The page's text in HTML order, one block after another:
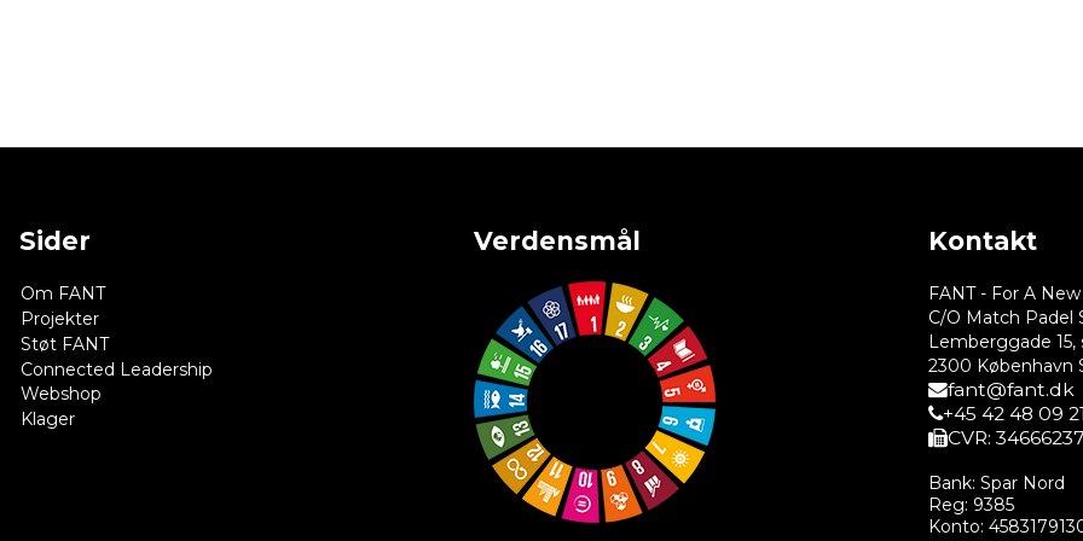
Sider
Om FANT
Projekter
Støt FANT
Connected Leadership
Webshop
Klager
Verdensmål Kontakt
FANT - For A
C/O Match Padel
Lemberggade 15,
2300 København
fant@fant.dk
+45 42 48 09 21
CVR: 34666237
Bank: Spar Nord
Reg: 9385
Konto: